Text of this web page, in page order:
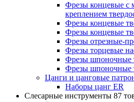
Фрезы концевые с
креплением
Фрезы концевые
Фрезы концевые
Фрезы отрезные-
Фрезы торцевые
Фрезы шпоночные
Фрезы шпоночные
Цанги и цанговые
Наборы цанг ER
Слесарные инструменты 87